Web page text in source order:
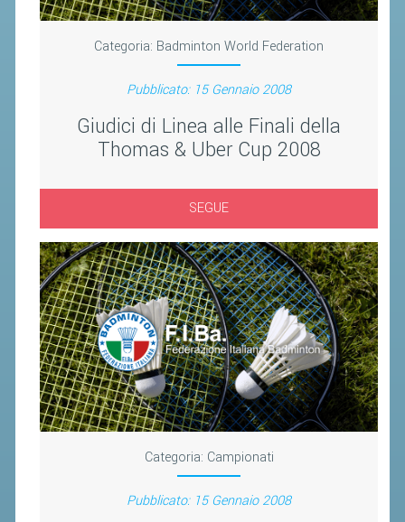
Categoria: Badminton World Federation
Pubblicato: 15 Gennaio 2008
Giudici di Linea alle Finali della
Thomas & Uber Cup 2008
SEGUE
Categoria: Campionati
Pubblicato: 15 Gennaio 2008
SCHEDE ATLETI
NUOVI GIOCHI DELLA GIOVENTÙ
PROGETTO SHUTTLE TIME
ENTI DI PROMOZIONE SPORTIVA
PROGETTI CONI
PROGETTI SPORT E SALUTE
FORMAZIONE
VOLA CON NOI
CORSI
MATERIALE DIDATTICO